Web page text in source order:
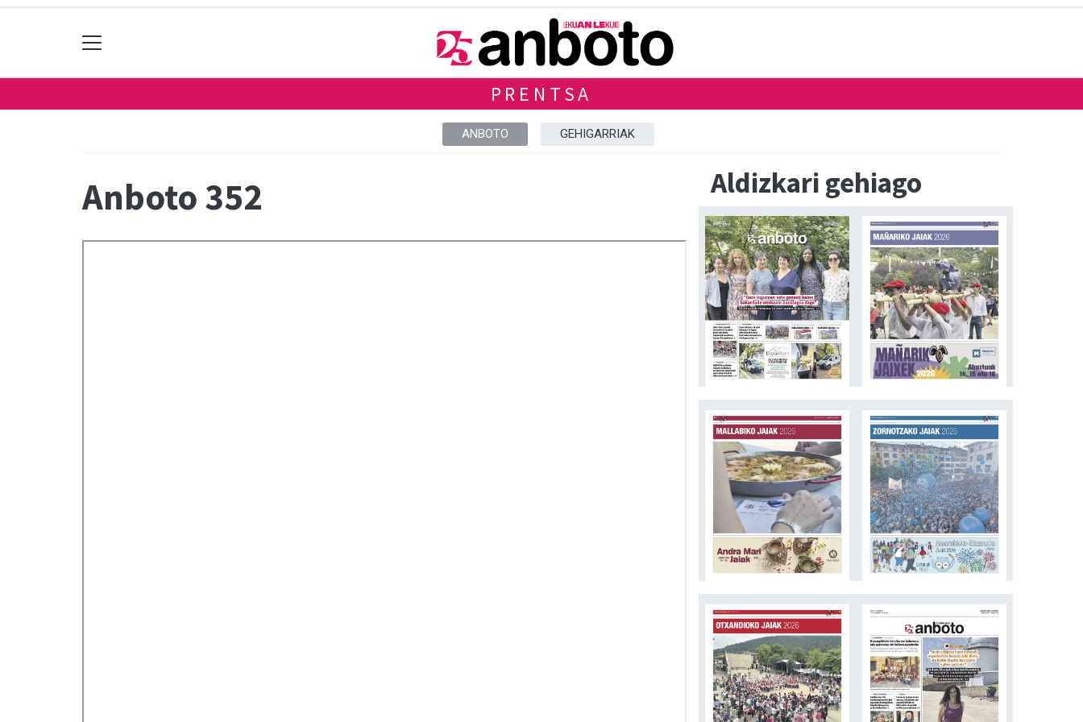
PRENTSA
ANBOTO GEHIGARRIAK
Anboto 352 Aldizkari gehiago